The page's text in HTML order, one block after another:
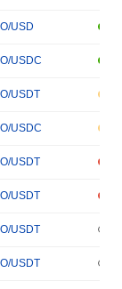
USD
USDC
USDT
USDC
USDT
USDT
USDT
USDT